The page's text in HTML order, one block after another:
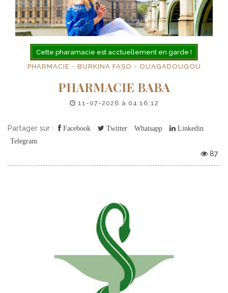
Cette pharamacie est acctuellement en garde !
PHARMACIE - BURKINA FASO - OUAGADOUGOU
PHARMACIE BABA
11-07-2026 à 04:16:12
Partager sur : Facebook Twitter Whatsapp
Linkedin
Telegram
87